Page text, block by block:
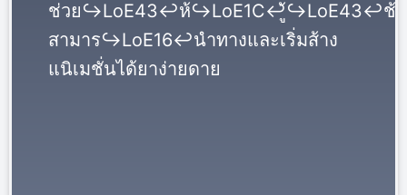
ช่วย↪LoE43↩ห้↪LoE1C↩ู้↪LoE43↩ช้
สามาร↪LoE16↩นำทางและเริ่มส้าง
แนิเมชั่นได้ยาง่ายดาย